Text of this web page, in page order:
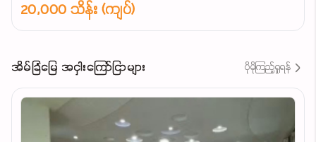
20,000 သိန်း (ကျပ်)
အိမ်ခြံမြေ အငှါးကြော်ငြာများ ပိုမိုကြည့်ရှုရန်